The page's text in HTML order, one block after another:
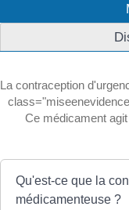
La contraception
Ce médicament
Qu'est-ce que la
médicamenteuse ?